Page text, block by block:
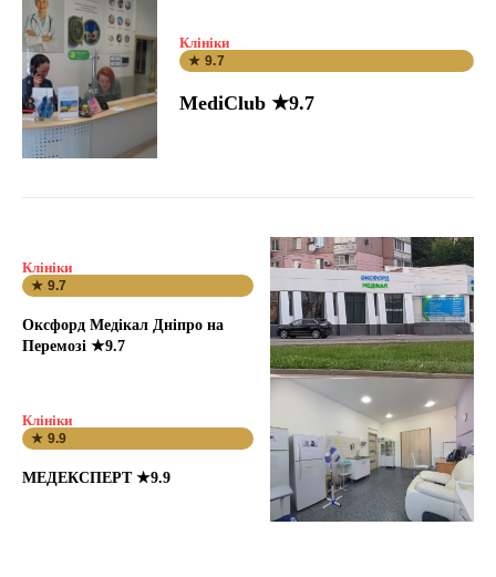
Клініки
★ 9.7
MediClub ★9.7
Клініки
★ 9.7
Оксфорд Медікал Дніпро на
Перемозі ★9.7
Клініки
★ 9.9
МЕДЕКСПЕРТ ★9.9